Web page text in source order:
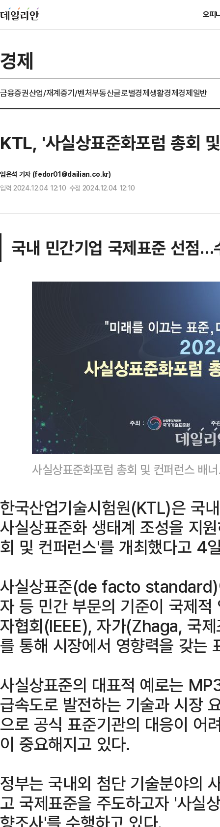
오피
경제
금융증권산업/재계중기/벤처부동산글로벌경제생활경제경제일반
KTL, '사실상표준화포럼 총회
임은석 기자 (fedor01@dailian.co.kr)
입력 2024.12.04 12:10 수정 2024.12.04 12:10
국내 민간기업 국제표준 선점…
사실상표준화포럼 총회 및 컨퍼런스 배
한국산업기술시험원(KTL)은 국
사실상표준화 생태계 조성을 지
회 및 컨퍼런스'를 개최했다고 4
사실상표준(de facto standard)
자 등 민간 부문의 기준이 국제
자협회(IEEE), 자가(Zhaga, 국
를 통해 시장에서 영향력을 갖는
사실상표준의 대표적 예로는
급속도로 발전하는 기술과 시장
으로 공식 표준기관의 대응이 어
이 중요해지고 있다.
정부는 국내외 첨단 기술분야의
고 국제표준을 주도하고자 '사실
향조사'를 수행하고 있다.